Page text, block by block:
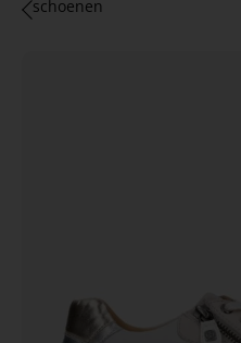
schoenen